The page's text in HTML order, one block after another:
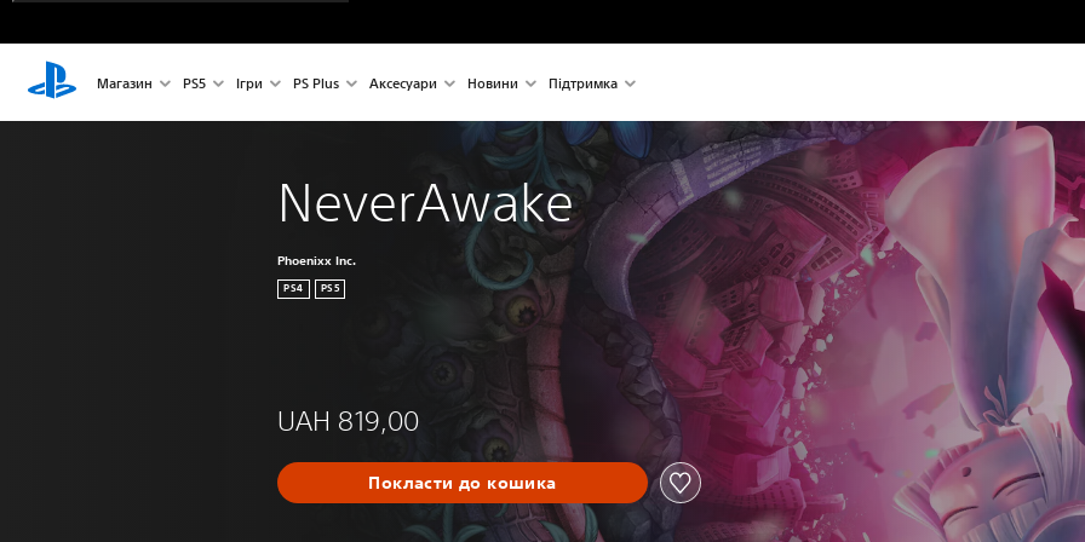
Магазин PS5 Ігри PS Plus Аксесуари Новини Підтримка
NeverAwake
Phoenixx Inc.
PS4 PS5
UAH 819,00
Покласти до кошика